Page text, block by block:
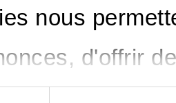
nous
d'offrir